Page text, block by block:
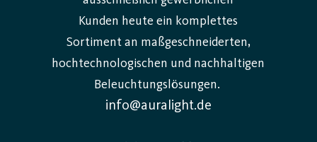
Kunden heute ein komplettes
Sortiment an maßgeschneiderten,
hochtechnologischen und nachhaltigen
Beleuchtungslösungen.
info@auralight.de